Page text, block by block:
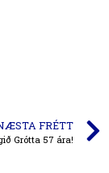
FRÉTT
Grótta 57 ára!